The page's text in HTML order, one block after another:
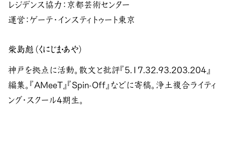
レジデンス協力：京都芸術センター
運営：ゲーテ・インスティトゥート東京
柴島彪（くにじま・あや）
神戸を拠点に活動。散文と批評『5.17.32.93.203.204』
編集。『AMeeT』『Spin-Off』などに寄稿。浄土複合ライティ
ング・スクール4期生。